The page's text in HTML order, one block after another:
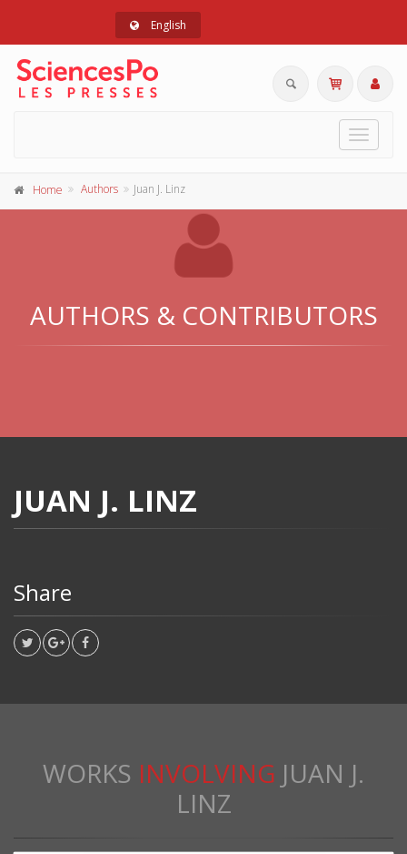
English
Toggle
Home Authors Juan J. Linz
AUTHORS & CONTRIBUTORS
JUAN J. LINZ
Share
WORKS INVOLVING JUAN J.
LINZ